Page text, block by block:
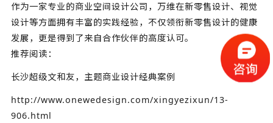
作为一家专业的商业空间设计公司，万维在新零售设计、视觉
设计等方面拥有丰富的实践经验，不仅领衔新零售设计的健康
发展，更是得到了来自合作伙伴的高度认可。
推荐阅读：
长沙超级文和友，主题商业设计经典案例
http://www.onewedesign.com/xingyezixun/13-
906.html